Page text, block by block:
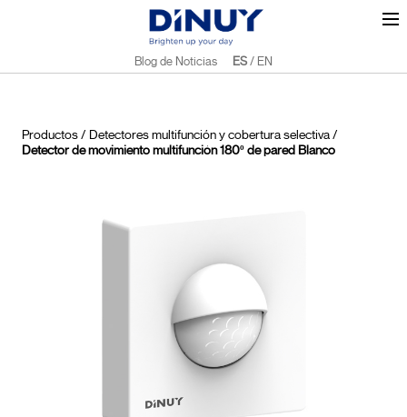
Blog de Noticias ES/ EN
Productos/ Detectores multifunción y cobertura selectiva/
Detector de movimiento multifunción 180º de pared Blanco